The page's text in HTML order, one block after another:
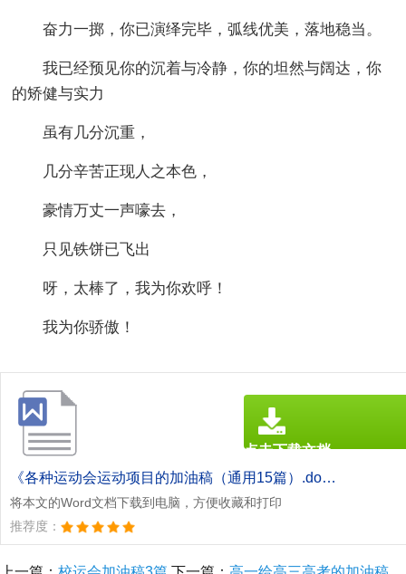
奋力一掷，你已演绎完毕，弧线优美，落地稳当。
我已经预见你的沉着与冷静，你的坦然与阔达，你
的矫健与实力
虽有几分沉重，
几分辛苦正现人之本色，
豪情万丈一声嚎去，
只见铁饼已飞出
呀，太棒了，我为你欢呼！
我为你骄傲！
《各种运动会运动项目的加油稿（通用15篇）.doc》
将本文的Word文档下载到电脑，方便收藏和打印
推荐度：
点击下载文档
文档为doc格式